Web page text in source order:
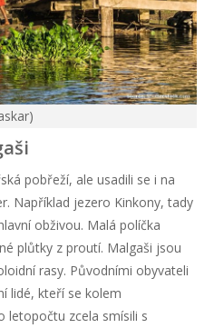
pobřeží, ale usadili se i na
Například jezero Kinkony, tady
obživou. Malá políčka
plůtky z proutí. Malgaši jsou
rasy. Původními obyvateli
lidé, kteří se kolem
letopočtu zcela smísili s